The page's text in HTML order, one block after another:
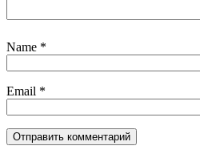
Name *
Email *